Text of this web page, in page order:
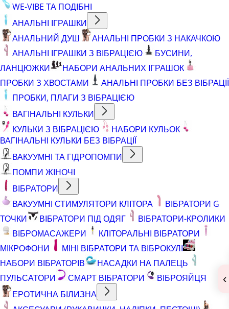
WE-VIBE ТА ПОДІБНІ
АНАЛЬНІ ІГРАШКИ
АНАЛЬНИЙ ДУШ
АНАЛЬНІ ПРОБКИ З НАКАЧКОЮ
АНАЛЬНІ ІГРАШКИ З ВІБРАЦІЄЮ
БУСИНИ,
ЛАНЦЮЖКИ
НАБОРИ АНАЛЬНИХ ІГРАШОК
ПРОБКИ З ХВОСТАМИ
АНАЛЬНІ ПРОБКИ БЕЗ ВІБРАЦІЇ
ПРОБКИ, ПЛАГИ З ВІБРАЦІЄЮ
ВАГІНАЛЬНІ КУЛЬКИ
КУЛЬКИ З ВІБРАЦІЄЮ
НАБОРИ КУЛЬОК
ВАГІНАЛЬНІ КУЛЬКИ БЕЗ ВІБРАЦІЇ
ВАКУУМНІ ТА ГІДРОПОМПИ
ПОМПИ ЖІНОЧІ
ВІБРАТОРИ
ВАКУУМНІ СТИМУЛЯТОРИ КЛІТОРА
ВІБРАТОРИ G
ТОЧКИ
ВІБРАТОРИ ПІД ОДЯГ
ВІБРАТОРИ-КРОЛИКИ
ВІБРОМАСАЖЕРИ
КЛІТОРАЛЬНІ ВІБРАТОРИ
МІКРОФОНИ
МІНІ ВІБРАТОРИ ТА ВІБРОКУЛІ
НАБОРИ ВІБРАТОРІВ
НАСАДКИ НА ПАЛЕЦЬ
ПУЛЬСАТОРИ
СМАРТ ВІБРАТОРИ
ВІБРОЯЙЦЯ
ЕРОТИЧНА БІЛИЗНА
‹